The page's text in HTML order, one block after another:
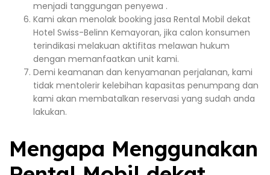
menjadi tanggungan penyewa .
Kami akan menolak booking jasa Rental Mobil dekat
Hotel Swiss-Belinn Kemayoran, jika calon konsumen
terindikasi melakuan aktifitas melawan hukum
dengan memanfaatkan unit kami.
Demi keamanan dan kenyamanan perjalanan, kami
tidak mentolerir kelebihan kapasitas penumpang dan
kami akan membatalkan reservasi yang sudah anda
lakukan.
Mengapa Menggunakan